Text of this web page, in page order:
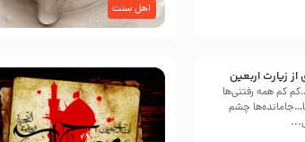
اهل سنت
زیارت اربعین
کم همه رفتنی‌ها
چشم